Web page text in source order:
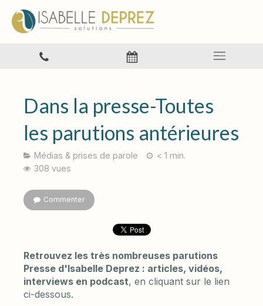
Dans la presse-Toutes
les parutions antérieures
Médias & prises de parole
< 1 min.
308 vues
Commenter
Retrouvez les très nombreuses parutions
Presse d'Isabelle Deprez : articles, vidéos,
interviews en podcast, en cliquant sur le lien
ci-dessous.